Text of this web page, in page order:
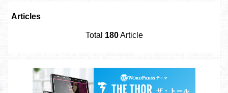
Articles
Total 180Article